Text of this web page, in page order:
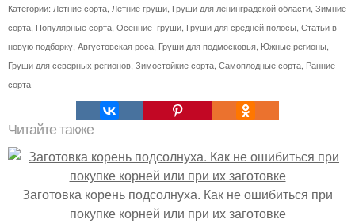
Категории: Летние сорта Летние груши Груши для ленинградской области Зимние
сорта Популярные сорта Осенние груши Груши для средней полосы Статьи в
новую подборку Августовская роса Груши для подмосковья Южные регионы
Груши для северных регионов Зимостойкие сорта Самоплодные сорта Ранние
сорта
Читайте также
Заготовка корень подсолнуха. Как не ошибиться при
покупке корней или при их заготовке